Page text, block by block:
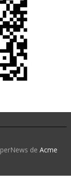
de Acme